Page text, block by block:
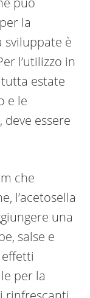
la
sviluppate è
l’utilizzo in
tutta estate
e le
essere
che
l’acetosella
una
salse e
per la